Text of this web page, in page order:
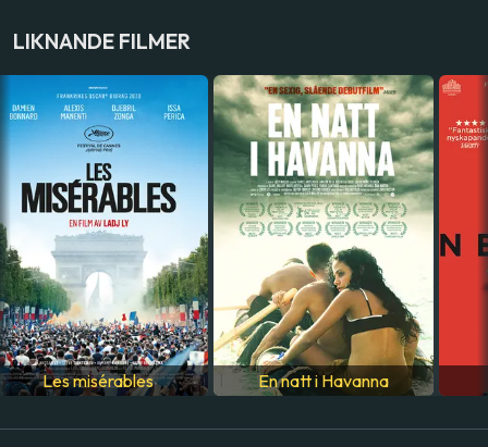
Jorge Perugorría,Isabel Santos
LAND
Belgien,Frankrike,Kuba
SPRÅK
Spanska
LIKNANDE FILMER
Les misérables En natt i Havanna